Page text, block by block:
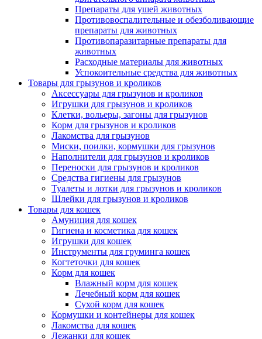
Препараты для ушей животных
Противовоспалительные и обезболивающие
препараты для животных
Противопаразитарные препараты для
животных
Расходные материалы для животных
Успокоительные средства для животных
Товары для грызунов и кроликов
Аксессуары для грызунов и кроликов
Игрушки для грызунов и кроликов
Клетки, вольеры, загоны для грызунов
Корм для грызунов и кроликов
Лакомства для грызунов
Миски, поилки, кормушки для грызунов
Наполнители для грызунов и кроликов
Переноски для грызунов и кроликов
Средства гигиены для грызунов
Туалеты и лотки для грызунов и кроликов
Шлейки для грызунов и кроликов
Товары для кошек
Амуниция для кошек
Гигиена и косметика для кошек
Игрушки для кошек
Инструменты для груминга кошек
Когтеточки для кошек
Корм для кошек
Влажный корм для кошек
Лечебный корм для кошек
Сухой корм для кошек
Кормушки и контейнеры для кошек
Лакомства для кошек
Лежанки для кошек